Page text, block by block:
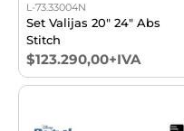
L-73.33004N
Set Valijas 20" 24" Abs
Stitch
$123.290,00+IVA